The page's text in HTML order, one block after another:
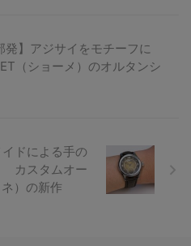
発】アジサイをモチーフに
（ショーメ）のオルタンシ
イドによる手の
カスタムオー
）の新作